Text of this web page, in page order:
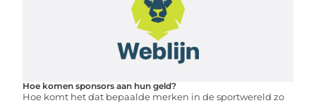
Hoe komen sponsors aan hun geld?
Hoe komt het dat bepaalde merken in de sportwereld zo